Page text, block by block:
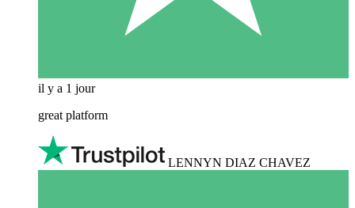
il y a 1 jour
great platform
LENNYN DIAZ CHAVEZ